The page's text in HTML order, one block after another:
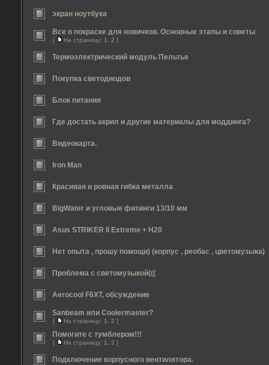
экран ноутбука
Все о покраске для новичков. Основные этапы и советы
[ На страницу: 1 2 ]
Термоэлектрический модуль Пельтье
Покупка светодиодов
Блок питания
Где достать акрил и другие материалы для моддинга?
Видеокарта.
Iron Man
Красивая и ровная гибка металла
BigWater и угловые фитинги 13/10 мм
Asus STRIKER II Extreme + H20
Нет опыта , прошу помощи) (корпус , реобас , цветомузыка)
Проблема с светомузыкой(((
Aerocool F6XT, обсуждение
Sanbeam или Coolermaster?
[ На страницу: 1 2 ]
Помогите с тумблером!!!
[ На страницу: 1 2 ]
Подключение корпусного вентилятора.